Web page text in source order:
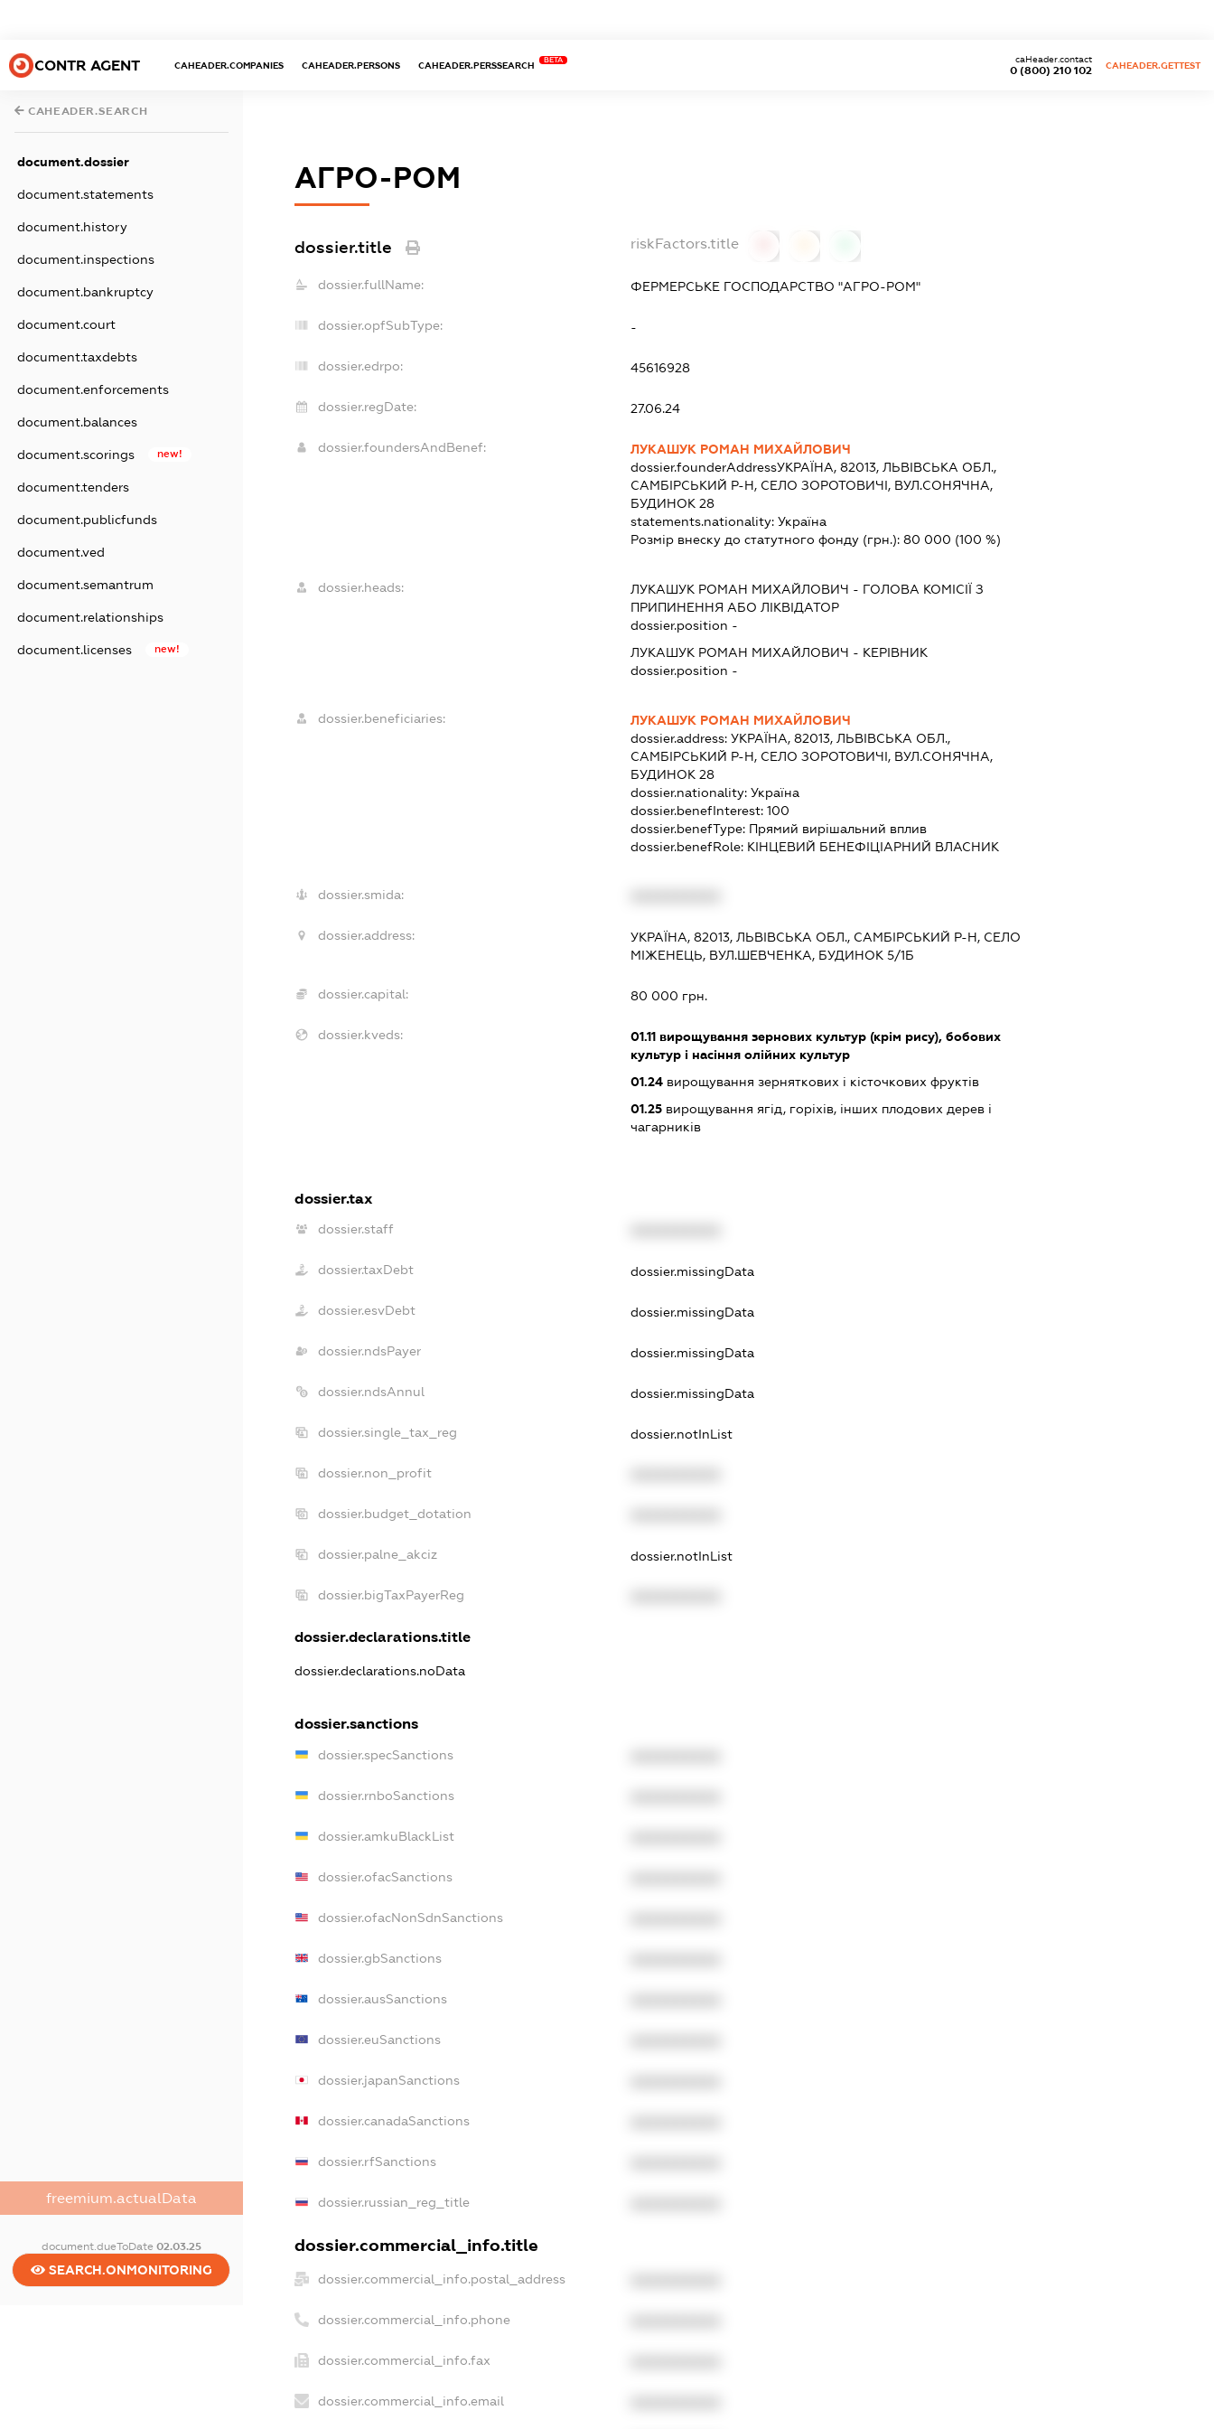
CONTR AGENT CAHEADER.COMPANIES CAHEADER.PERSONS CAHEADER.PERSSEARCH
BETA
0 (800) 210 102
caHeader.contact
CAHEADER.GETTEST
CAHEADER.SEARCH
document.dossier
document.statements
document.history
document.inspections
document.bankruptcy
document.court
document.taxdebts
document.enforcements
document.balances
document.scorings new!
document.tenders
document.publicfunds
document.ved
document.semantrum
document.relationships
document.licenses new!
freemium.actualData
document.dueToDate 02.03.25
SEARCH.ONMONITORING
АГРО-РОМ
dossier.title riskFactors.title
dossier.fullName: ФЕРМЕРСЬКЕ ГОСПОДАРСТВО "АГРО-РОМ"
dossier.opfSubType: -
dossier.edrpo: 45616928
dossier.regDate: 27.06.24
dossier.foundersAndBenef:
ЛУКАШУК РОМАН МИХАЙЛОВИЧ
dossier.founderAddressУКРАЇНА, 82013, ЛЬВІВСЬКА ОБЛ.,
САМБІРСЬКИЙ Р-Н, СЕЛО ЗОРОТОВИЧІ, ВУЛ.СОНЯЧНА,
БУДИНОК 28
statements.nationality: Україна
Розмір внеску до статутного фонду (грн.): 80 000 (100 %)
dossier.heads: ЛУКАШУК РОМАН МИХАЙЛОВИЧ - ГОЛОВА КОМІСІЇ З
ПРИПИНЕННЯ АБО ЛІКВІДАТОР
dossier.position -
ЛУКАШУК РОМАН МИХАЙЛОВИЧ - КЕРІВНИК
dossier.position -
dossier.beneficiaries:
ЛУКАШУК РОМАН МИХАЙЛОВИЧ
dossier.address: УКРАЇНА, 82013, ЛЬВІВСЬКА ОБЛ.,
САМБІРСЬКИЙ Р-Н, СЕЛО ЗОРОТОВИЧІ, ВУЛ.СОНЯЧНА,
БУДИНОК 28
dossier.nationality: Україна
dossier.benefInterest: 100
dossier.benefType: Прямий вирішальний вплив
dossier.benefRole: КІНЦЕВИЙ БЕНЕФІЦІАРНИЙ ВЛАСНИК
dossier.smida:
dossier.address:
УКРАЇНА, 82013, ЛЬВІВСЬКА ОБЛ., САМБІРСЬКИЙ Р-Н, СЕЛО
МІЖЕНЕЦЬ, ВУЛ.ШЕВЧЕНКА, БУДИНОК 5/1Б
dossier.capital: 80 000 грн.
dossier.kveds: 01.11вирощування зернових культур (крім рису), бобових
культур і насіння олійних культур
01.24вирощування зерняткових і кісточкових фруктів
01.25вирощування ягід, горіхів, інших плодових дерев і
чагарників
dossier.tax
dossier.staff
dossier.taxDebt dossier.missingData
dossier.esvDebt dossier.missingData
dossier.ndsPayer dossier.missingData
dossier.ndsAnnul dossier.missingData
dossier.single_tax_reg dossier.notInList
dossier.non_profit
dossier.budget_dotation
dossier.palne_akciz dossier.notInList
dossier.bigTaxPayerReg
dossier.declarations.title
dossier.declarations.noData
dossier.sanctions
dossier.specSanctions
dossier.rnboSanctions
dossier.amkuBlackList
dossier.ofacSanctions
dossier.ofacNonSdnSanctions
dossier.gbSanctions
dossier.ausSanctions
dossier.euSanctions
dossier.japanSanctions
dossier.canadaSanctions
dossier.rfSanctions
dossier.russian_reg_title
dossier.commercial_info.title
dossier.commercial_info.postal_address
dossier.commercial_info.phone
dossier.commercial_info.fax
dossier.commercial_info.email